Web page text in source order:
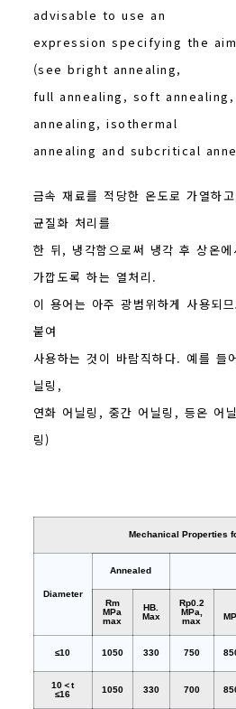
advisable to use an
expression specifying the
(see bright annealing,
full annealing, soft
annealing, isothermal
annealing and subcritical
금속 재료를 적당한 온도로 가열하
균질화 처리를
한 뒤, 냉각함으로써 냉각 후 상온
가깝도록 하는 열처리.
이 용어는 아주 광범위하게 사용되
붙여
사용하는 것이 바람직하다. 예를 들
닐링,
연화 어닐링, 중간 어닐링, 등온 어
링)
Mechanical Properties
Diameter
Annealed
Rm
MPa
max
HB.
Max
Rp0.2
MPa,
max
≤10 1050 330 750
10＜t
≤16
1050 330 700